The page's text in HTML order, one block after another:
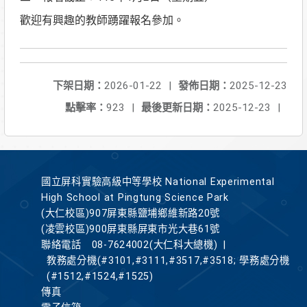
歡迎有興趣的教師踴躍報名參加。
發佈日期： 2025-12-23
下架日期： 2026-01-22
|
最後更新日期： 2025-12-23 |
點擊率： 923 |
國立屏科實驗高級中等學校 National Experimental
High School at Pingtung Science Park
(大仁校區)907屏東縣鹽埔鄉維新路20號
(凌雲校區)900屏東縣屏東市光大巷61號
聯絡電話
08-7624002(大仁科大總機)
教務處分機(#3101,#3111,#3517,#3518; 學務處分機
(#1512,#1524,#1525)
傳真